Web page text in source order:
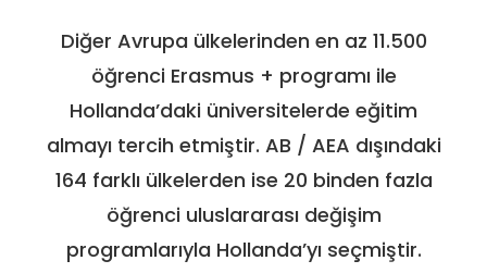
Diğer Avrupa ülkelerinden en az 11.500
öğrenci Erasmus + programı ile
Hollanda’daki üniversitelerde eğitim
almayı tercih etmiştir. AB / AEA dışındaki
164 farklı ülkelerden ise 20 binden fazla
öğrenci uluslararası değişim
programlarıyla Hollanda’yı seçmiştir.